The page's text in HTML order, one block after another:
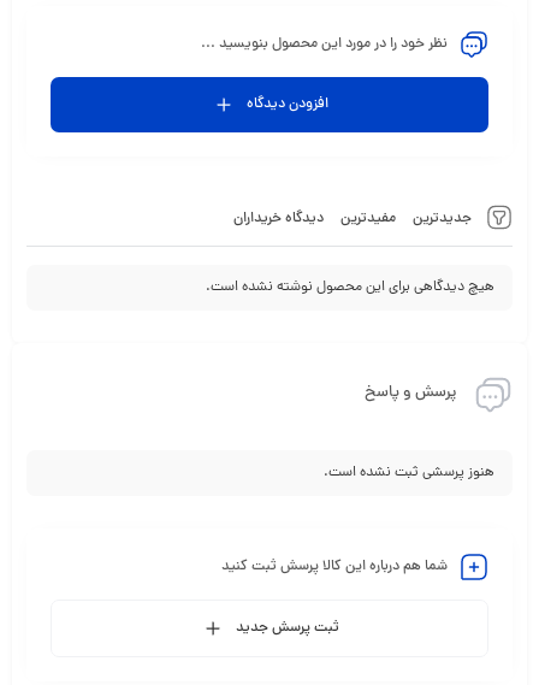
جدیدترین مفیدترین دیدگاه خریداران
هیچ دیدگاهی برای این محصول نوشته نشده است.
نظر خود را در مورد این محصول بنویسید ...
افزودن دیدگاه
پرسش و پاسخ
هنوز پرسشی ثبت نشده است.
شما هم درباره این کالا پرسش ثبت کنید
ثبت پرسش جدید